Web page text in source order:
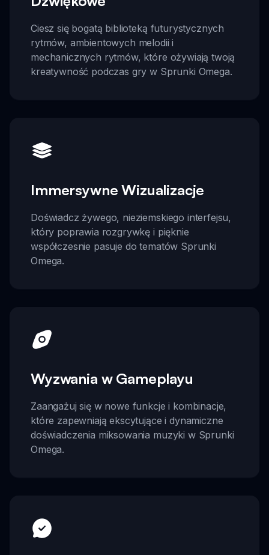
Ciesz się bogatą biblioteką futurystycznych
rytmów, ambientowych melodii i
mechanicznych rytmów, które ożywiają twoją
kreatywność podczas gry w Sprunki Omega.
Immersywne Wizualizacje
Doświadcz żywego, nieziemskiego interfejsu,
który poprawia rozgrywkę i pięknie
współczesnie pasuje do tematów Sprunki
Omega.
Wyzwania w Gameplayu
Zaangażuj się w nowe funkcje i kombinacje,
które zapewniają ekscytujące i dynamiczne
doświadczenia miksowania muzyki w Sprunki
Omega.